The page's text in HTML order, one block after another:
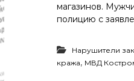
магазинов.
полицию с
Нарушители
кража, МВД